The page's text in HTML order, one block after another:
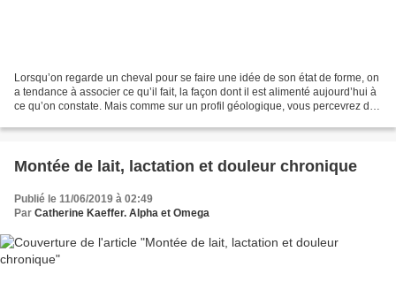
Lorsqu’on regarde un cheval pour se faire une idée de son état de forme, on
a tendance à associer ce qu’il fait, la façon dont il est alimenté aujourd’hui à
ce qu’on constate. Mais comme sur un profil géologique, vous percevrez des
Montée de lait, lactation et douleur chronique
Publié le 11/06/2019 à 02:49
Par Catherine Kaeffer. Alpha et Omega